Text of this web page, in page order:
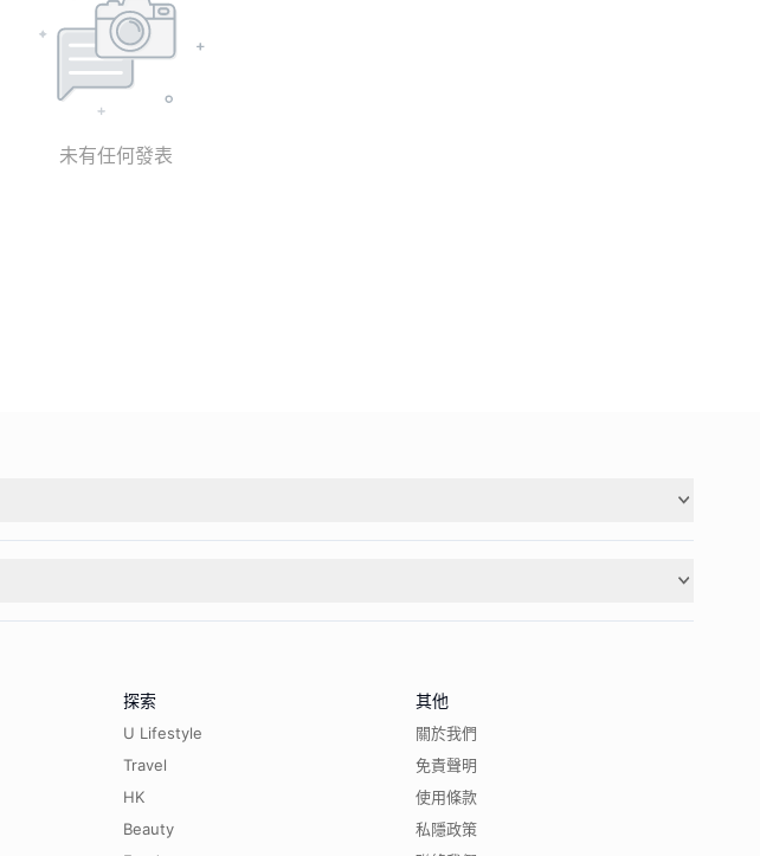
未有任何發表
探索
U Lifestyle
Travel
HK
Beauty
其他
關於我們
免責聲明
使用條款
私隱政策